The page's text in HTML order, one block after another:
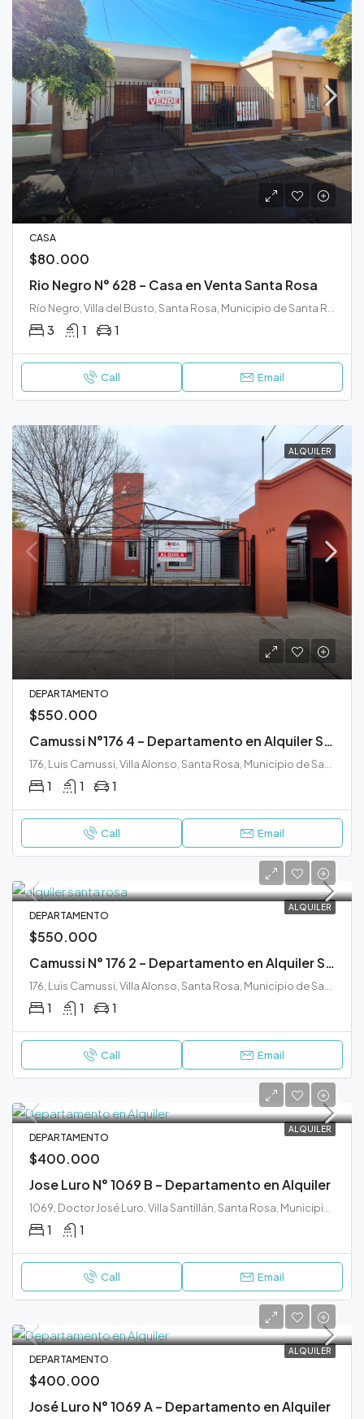
CASA
$80.000
Rio Negro N° 628 – Casa en Venta Santa Rosa
3 1 1
Call Email
ALQUILER
DEPARTAMENTO
$550.000
Camussi N°176 4 – Departamento en Alquiler Santa Rosa
1 1 1
Call Email
ALQUILER
DEPARTAMENTO
$550.000
Camussi N° 176 2 – Departamento en Alquiler Santa Rosa
1 1 1
Call Email
ALQUILER
DEPARTAMENTO
$400.000
Jose Luro N° 1069 B – Departamento en Alquiler
1 1
Call Email
ALQUILER
DEPARTAMENTO
$400.000
José Luro N° 1069 A – Departamento en Alquiler